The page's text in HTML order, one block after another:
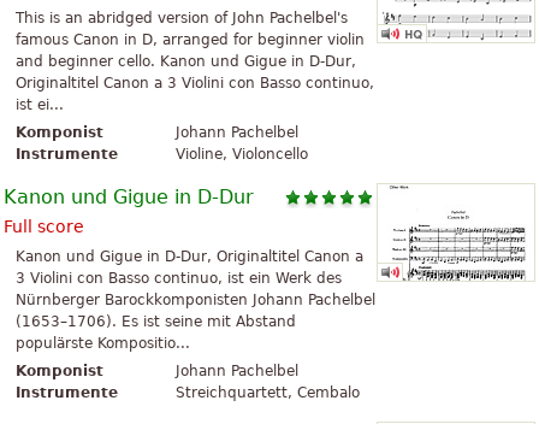
This is an abridged version of John Pachelbel's
famous Canon in D, arranged for beginner violin
and beginner cello. Kanon und Gigue in D-Dur,
Originaltitel Canon a 3 Violini con Basso continuo,
ist ei...
Komponist
Johann Pachelbel
Instrumente
Violine, Violoncello
Kanon und Gigue in D-Dur
Full score
Kanon und Gigue in D-Dur, Originaltitel Canon a
3 Violini con Basso continuo, ist ein Werk des
Nürnberger Barockkomponisten Johann Pachelbel
(1653–1706). Es ist seine mit Abstand
populärste Kompositio...
Komponist
Johann Pachelbel
Instrumente
Streichquartett, Cembalo